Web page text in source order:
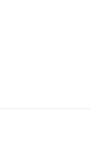
equipe).